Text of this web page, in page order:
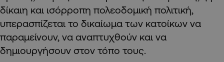
δίκαιη και ισόρροπη πολεοδομική πολιτική,
υπερασπίζεται το δικαίωμα των κατοίκων να
παραμείνουν, να αναπτυχθούν και να
δημιουργήσουν στον τόπο τους.